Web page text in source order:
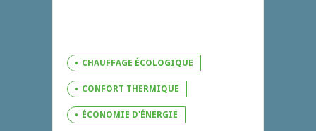
CHAUFFAGE ÉCOLOGIQUE
CONFORT THERMIQUE
ÉCONOMIE D'ÉNERGIE